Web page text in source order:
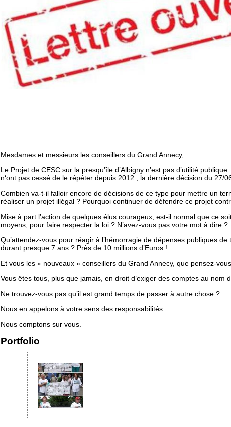
Mesdames et messieurs les conseillers du Grand Annecy,
Le Projet de CESC sur la presqu’île d’Albigny n’est pas d’utilité
n‘ont pas cessé de le répéter depuis 2012 ; la dernière décision du 27/
Combien va-t-il falloir encore de décisions de ce type pour mettre un
réaliser un projet illégal ? Pourquoi continuer de défendre ce projet
Mise à part l’action de quelques élus courageux, est-il normal que ce
moyens, pour faire respecter la loi ? N’avez-vous pas votre mot à dire ?
Qu’attendez-vous pour réagir à l’hémorragie de dépenses publiques
durant presque 7 ans ? Près de 10 millions d’Euros !
Et vous les « nouveaux » conseillers du Grand Annecy, que pensez-
Vous êtes tous, plus que jamais, en droit d’exiger des comptes au nom
Ne trouvez-vous pas qu’il est grand temps de passer à autre chose ?
Nous en appelons à votre sens des responsabilités.
Nous comptons sur vous.
Portfolio